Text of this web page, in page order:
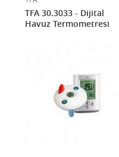
TFA 30.3033 - Dijital
Havuz Termometresi